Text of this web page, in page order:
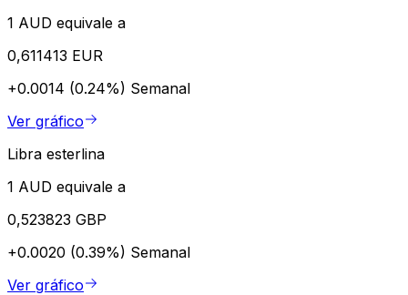
1 AUD equivale a
0,611413 EUR
+0.0014 (0.24%) Semanal
Ver gráfico
Libra esterlina
1 AUD equivale a
0,523823 GBP
+0.0020 (0.39%) Semanal
Ver gráfico